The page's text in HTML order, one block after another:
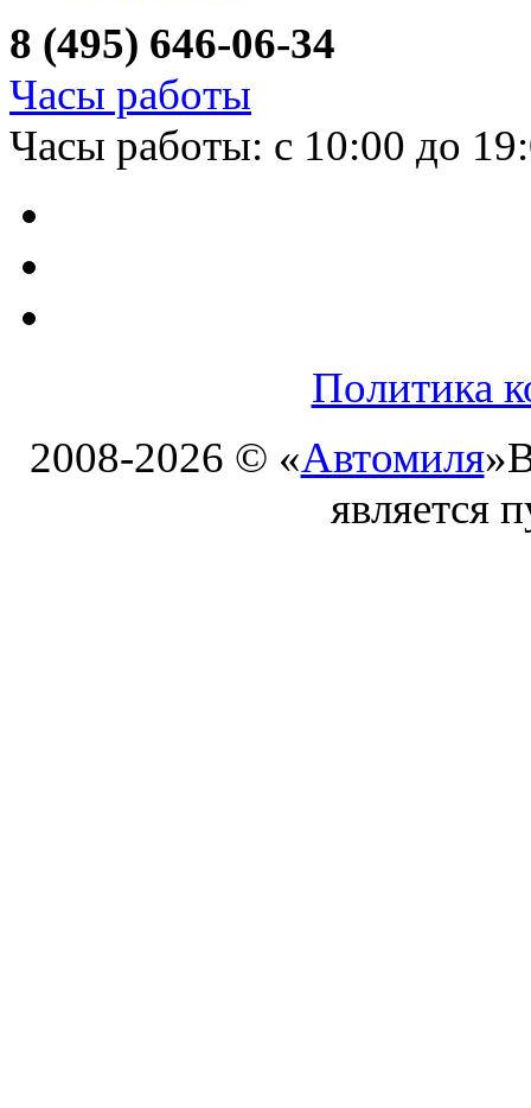
8 (495) 646-06-34
Часы работы
Часы работы: с 10:00 до
Политика
2008-2026 © «Автомиля»
является